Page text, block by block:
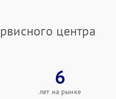
центра
6
лет на рынке